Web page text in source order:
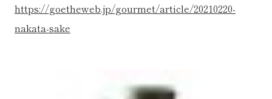
https://goetheweb.jp/gourmet/article/20210220-
nakata-sake